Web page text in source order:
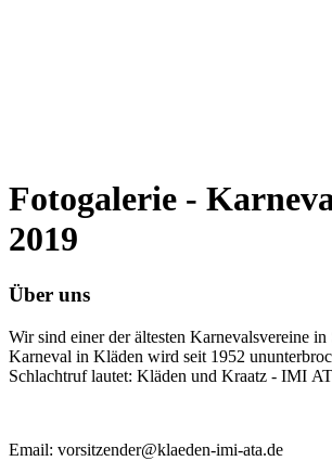
Fotogalerie -
2019
Über uns
Wir sind einer der ältesten Karnevalsvereine
Karneval in Kläden wird seit 1952
Schlachtruf lautet: Kläden und Kraatz - IMI
Email: vorsitzender@klaeden-imi-ata.de